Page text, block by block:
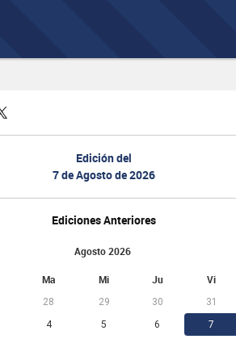
Edición del
7 de Agosto de 2026
Ediciones Anteriores
Agosto 2026
Ma Mi Ju Vi
28 29 30
31
4 5 6
7